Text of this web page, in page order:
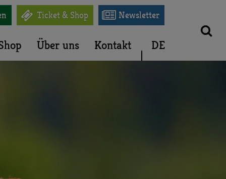
DE
Über uns Kontakt
 Ticket & Shop  Newsletter